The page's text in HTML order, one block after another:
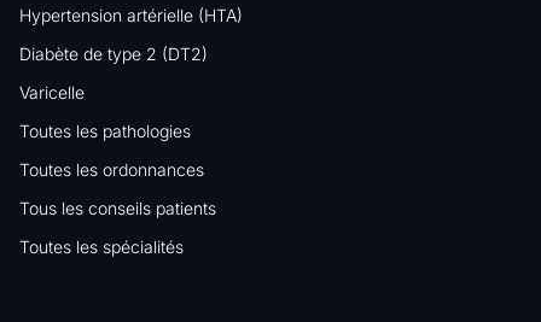
Hypertension artérielle (HTA)
Diabète de type 2 (DT2)
Varicelle
Toutes les pathologies
Toutes les ordonnances
Tous les conseils patients
Toutes les spécialités